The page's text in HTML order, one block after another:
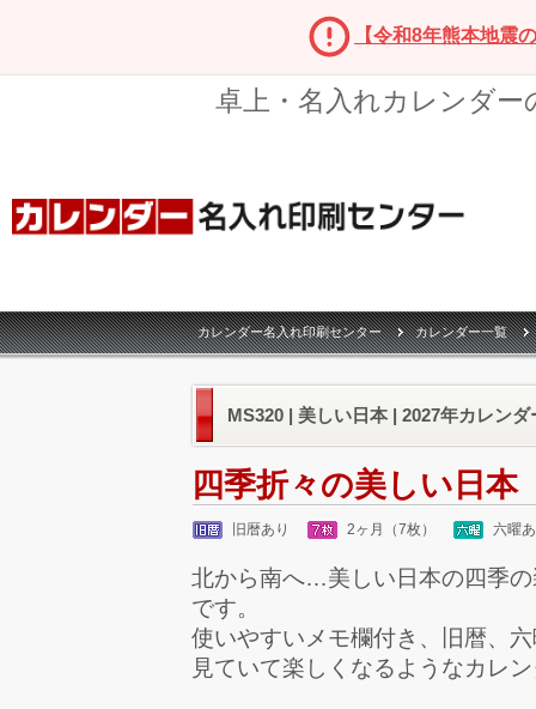
【令和8年熊本地震
卓上・名入れカレンダ
カレンダー名入れ印刷センター カレンダー一覧
MS320 | 美しい日本 | 2027年カレンダ
四季折々の美しい日本
旧暦あり 2ヶ月（7枚） 六曜
北から南へ…美しい日本の四季
です。
使いやすいメモ欄付き、旧暦、
見ていて楽しくなるようなカレ